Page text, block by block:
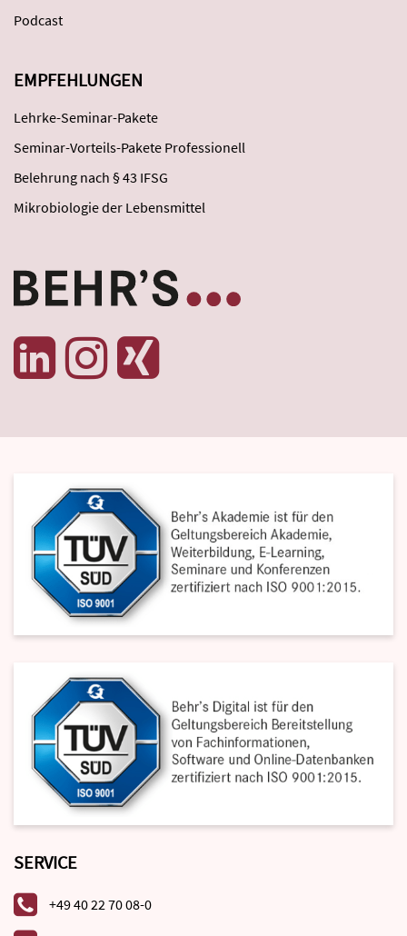
Podcast
EMPFEHLUNGEN
Lehrke-Seminar-Pakete
Seminar-Vorteils-Pakete Professionell
Belehrung nach § 43 IFSG
Mikrobiologie der Lebensmittel
SERVICE
+49 40 22 70 08-0